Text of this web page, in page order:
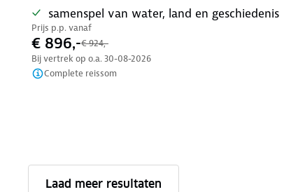
samenspel van water, land en geschiedenis
Prijs p.p. vanaf
€ 896,-€ 924,-
Bij vertrek op o.a. 30-08-2026
Complete reissom
Laad meer resultaten